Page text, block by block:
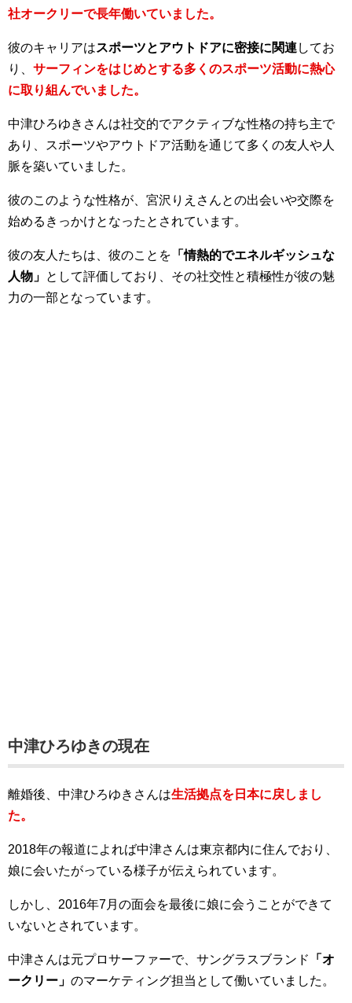
社オークリーで長年働いていました。
彼のキャリアはスポーツとアウトドアに密接に関連してお
り、 サーフィンをはじめとする多くのスポーツ活動に熱心
に取り組んでいました。
中津ひろゆきさんは社交的でアクティブな性格の持ち主で
あり、スポーツやアウトドア活動を通じて多くの友人や人
脈を築いていました。
彼のこのような性格が、宮沢りえさんとの出会いや交際を
始めるきっかけとなったとされています。
彼の友人たちは、彼のことを 「情熱的でエネルギッシュな
人物」 として評価しており、その社交性と積極性が彼の魅
力の一部となっています。
中津ひろゆきの現在
離婚後、中津ひろゆきさんは生活拠点を日本に戻しまし
た。
2018年の報道によれば中津さんは東京都内に住んでおり、
娘に会いたがっている様子が伝えられています。
しかし、2016年7月の面会を最後に娘に会うことができて
いないとされています。
中津さんは元プロサーファーで、サングラスブランド
「オ
ークリー」 のマーケティング担当として働いていました。